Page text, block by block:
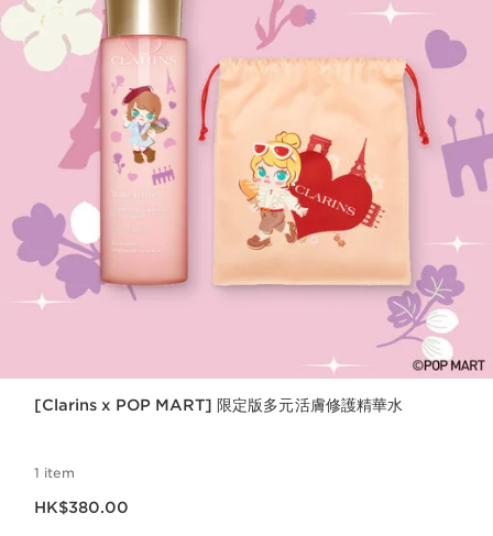
[Clarins x POP MART] 限定版多元活膚修護精華水
1 item
HK$380.00